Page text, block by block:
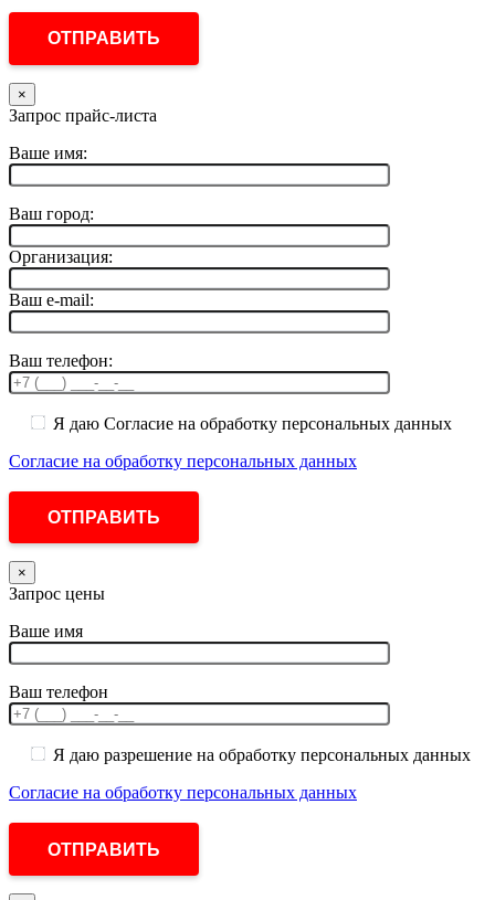
×
Запрос прайс-листа
Ваше имя:
Ваш город:
Организация:
Ваш e-mail:
Ваш телефон:
Я даю Согласие на обработку персональных данных
Согласие на обработку персональных данных
×
Запрос цены
Ваше имя
Ваш телефон
Я даю разрешение на обработку персональных данных
Согласие на обработку персональных данных